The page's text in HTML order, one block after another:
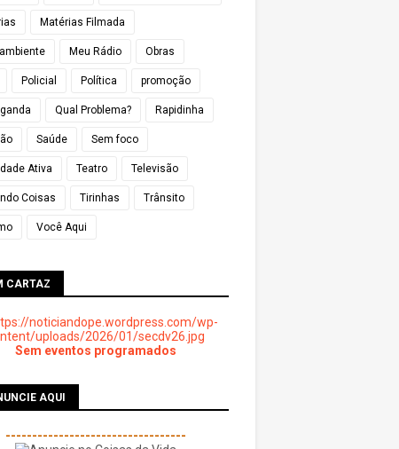
Matérias Filmada
Meu Rádio Obras
Policial Política promoção
Qual Problema? Rapidinha
Saúde Sem foco
Ativa Teatro Televisão
Coisas Tirinhas Trânsito
Você Aqui
CARTAZ
Sem eventos programados
AQUI
----------------------------------